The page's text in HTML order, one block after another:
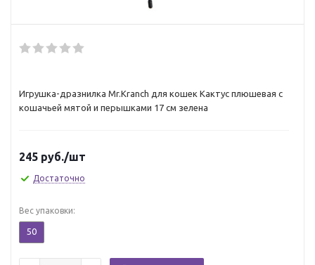
Игрушка-дразнилка Mr.Kranch для кошек Кактус плюшевая с
кошачьей мятой и перышками 17 см зелена
245 руб./шт
Достаточно
Вес упаковки:
50